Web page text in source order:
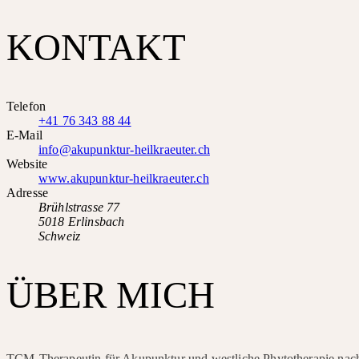
KONTAKT
Telefon
+41 76 343 88 44
E-Mail
info@akupunktur-heilkraeuter.ch
Website
www.akupunktur-heilkraeuter.ch
Adresse
Brühlstrasse 77
5018 Erlinsbach
Schweiz
ÜBER MICH